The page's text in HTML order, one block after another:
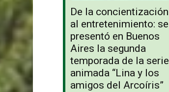
De la concientización
al entretenimiento: se
presentó en Buenos
Aires la segunda
temporada de la serie
animada “Lina y los
amigos del Arcoíris”